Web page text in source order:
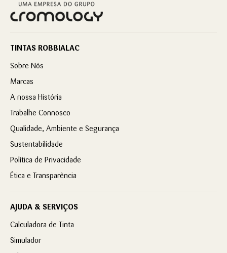
TINTAS ROBBIALAC
Sobre Nós
Marcas
A nossa História
Trabalhe Connosco
Qualidade, Ambiente e Segurança
Sustentabilidade
Política de Privacidade
Ética e Transparência
AJUDA & SERVIÇOS
Calculadora de Tinta
Simulador